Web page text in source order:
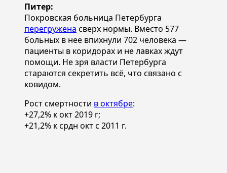
Питер:
Покровская больница Петербурга
перегружена сверх нормы. Вместо 577
больных в нее впихнули 702 человека —
пациенты в коридорах и не лавках ждут
помощи. Не зря власти Петербурга
стараются секретить всё, что связано с
ковидом.
Рост смертности в октябре:
+27,2% к окт 2019 г;
+21,2% к срдн окт с 2011 г.